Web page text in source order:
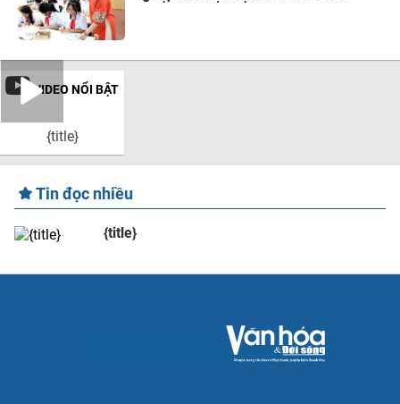
VIDEO NỔI BẬT
{title}
Tin đọc nhiều
{title}